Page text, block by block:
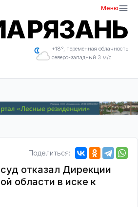
Меню
+18°, переменная облачность
северо-западный 3 м/с
Поделиться:
отказал Дирекции
области в иске к